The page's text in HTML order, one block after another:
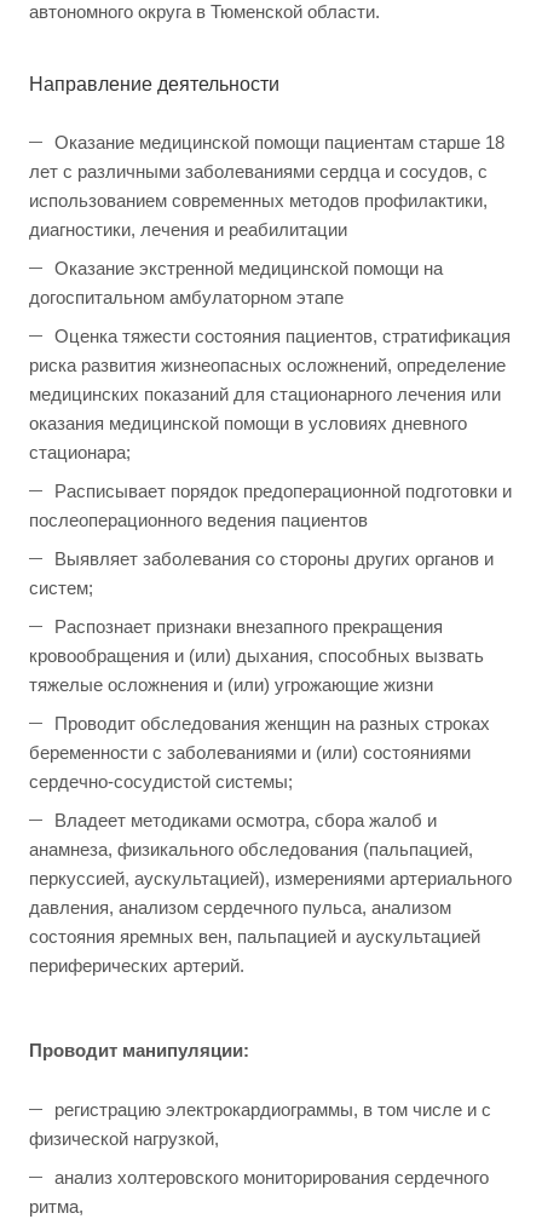
автономного округа в Тюменской области.
Направление деятельности
Оказание медицинской помощи пациентам старше 18
лет с различными заболеваниями сердца и сосудов, с
использованием современных методов профилактики,
диагностики, лечения и реабилитации
Оказание экстренной медицинской помощи на
догоспитальном амбулаторном этапе
Оценка тяжести состояния пациентов, стратификация
риска развития жизнеопасных осложнений, определение
медицинских показаний для стационарного лечения или
оказания медицинской помощи в условиях дневного
стационара;
Расписывает порядок предоперационной подготовки и
послеоперационного ведения пациентов
Выявляет заболевания со стороны других органов и
систем;
Распознает признаки внезапного прекращения
кровообращения и (или) дыхания, способных вызвать
тяжелые осложнения и (или) угрожающие жизни
Проводит обследования женщин на разных строках
беременности с заболеваниями и (или) состояниями
сердечно-сосудистой системы;
Владеет методиками осмотра, сбора жалоб и
анамнеза, физикального обследования (пальпацией,
перкуссией, аускультацией), измерениями артериального
давления, анализом сердечного пульса, анализом
состояния яремных вен, пальпацией и аускультацией
периферических артерий.
Проводит манипуляции:
регистрацию электрокардиограммы, в том числе и с
физической нагрузкой,
анализ холтеровского мониторирования сердечного
ритма,